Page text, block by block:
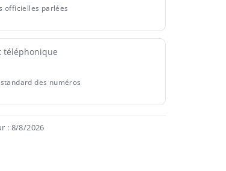
officielles parlées
téléphonique
des numéros
: 8/8/2026